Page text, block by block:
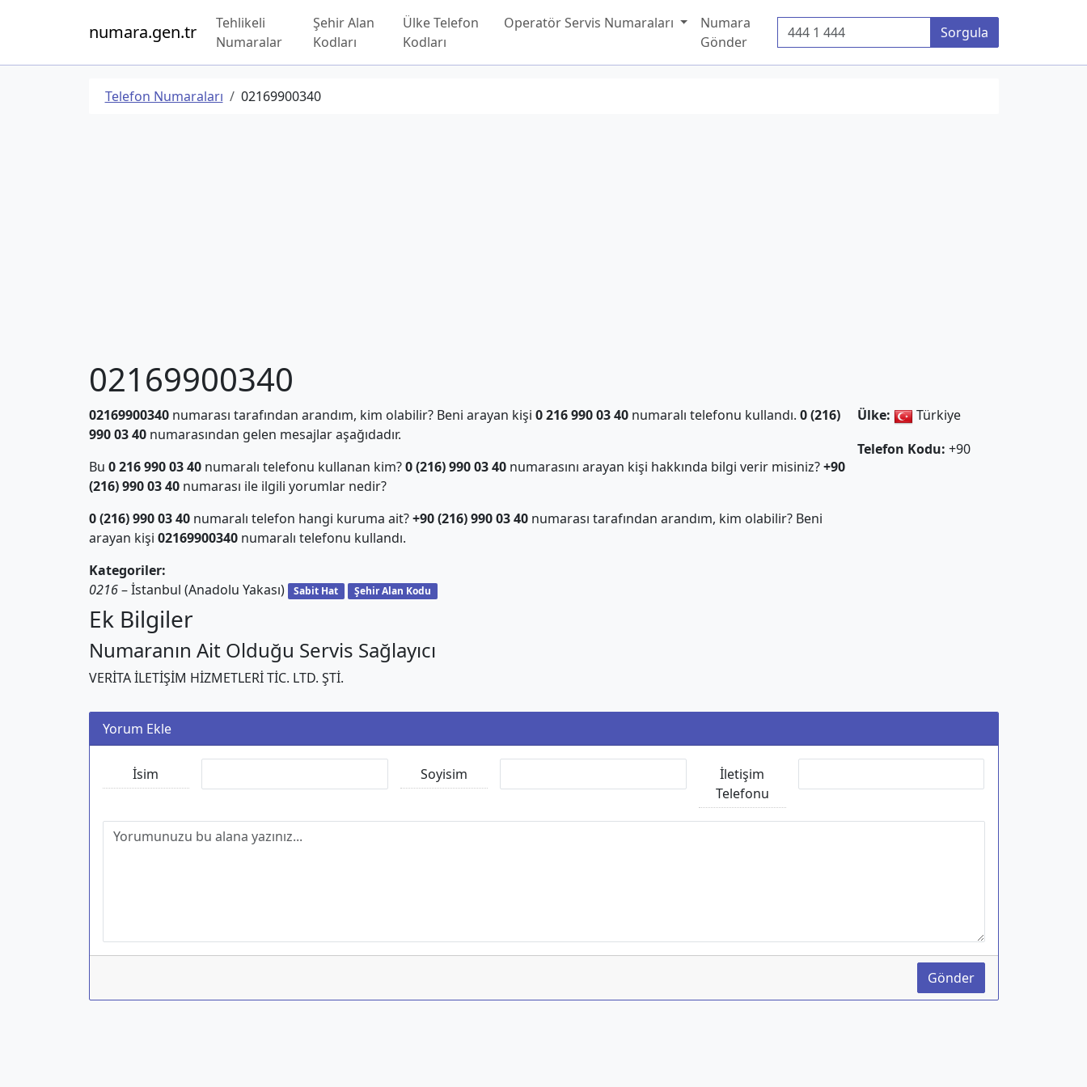
numara.gen.tr
Tehlikeli
Numaralar
Şehir Alan
Kodları
Ülke Telefon
Kodları
Operatör Servis Numaraları
Numara
Gönder
Telefon Numarası Sorgula
Telefon Numaraları 02169900340
02169900340
02169900340numarası tarafından arandım, kim olabilir? Beni arayan kişi 0 216 990 03 40numaralı telefonu kullandı. 0 (216)
990 03 40numarasından gelen mesajlar aşağıdadır.
Bu 0 216 990 03 40numaralı telefonu kullanan kim?0 (216) 990 03 40numarasını arayan kişi hakkında bilgi verir misiniz?+90
(216) 990 03 40numarası ile ilgili yorumlar nedir?
0 (216) 990 03 40numaralı telefon hangi kuruma ait?+90 (216) 990 03 40numarası tarafından arandım, kim olabilir? Beni
arayan kişi 02169900340numaralı telefonu kullandı.
Kategoriler:
0216– İstanbul (Anadolu Yakası) Sabit Hat Şehir Alan Kodu
Ülke:
Türkiye
Telefon Kodu: +90
Ek Bilgiler
Numaranın Ait Olduğu Servis Sağlayıcı
VERİTA İLETİŞİM HİZMETLERİ TİC. LTD. ŞTİ.
Yorum Ekle
İsim Soyisim
İletişim
Telefonu
Gönder